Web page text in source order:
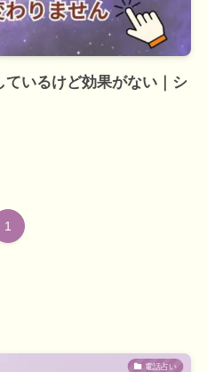
いるけど効果がない｜シ
1
電話占い